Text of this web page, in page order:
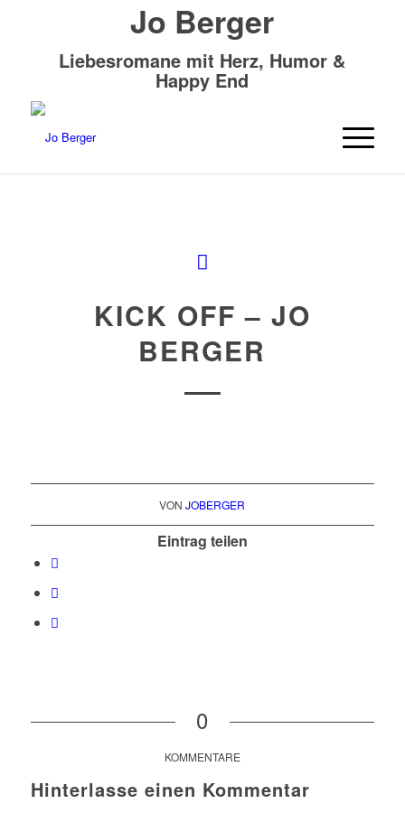
Jo Berger
Liebesromane mit Herz, Humor &
Happy End
KICK OFF – JO
BERGER
VONJOBERGER
Eintrag teilen
0
KOMMENTARE
Hinterlasse einen Kommentar